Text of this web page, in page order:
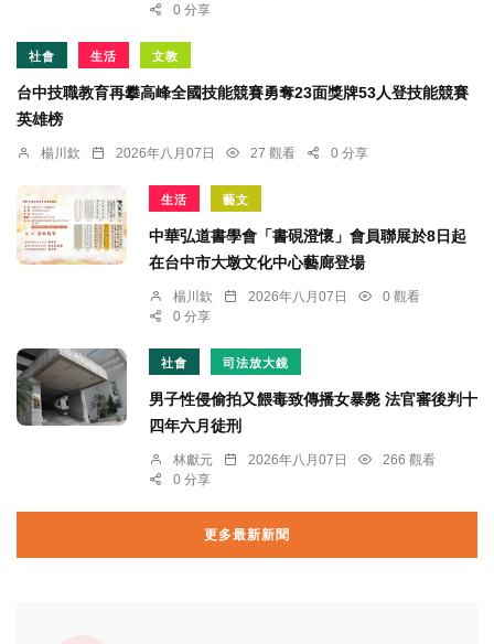
0 分享
社會 生活 文教
台中技職教育再攀高峰全國技能競賽勇奪23面獎牌53人登技能競賽
英雄榜
楊川欽 2026年八月07日 27 觀看 0 分享
生活 藝文
中華弘道書學會「書硯澄懷」會員聯展於8日起
在台中市大墩文化中心藝廊登場
楊川欽 2026年八月07日
0 觀看
0 分享
社會 司法放大鏡
男子性侵偷拍又餵毒致傳播女暴斃 法官審後判十
四年六月徒刑
林獻元 2026年八月07日
266 觀看
0 分享
更多最新新聞